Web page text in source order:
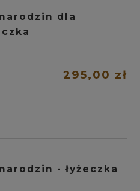
dla
295,00 zł
- łyżeczka